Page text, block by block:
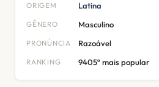
ORIGEM Latina
GÊNERO Masculino
PRONÚNCIA Razoável
RANKING 9405º mais popular